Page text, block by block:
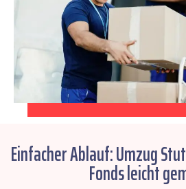
Einfacher Ablauf: Umzug
Fonds leicht